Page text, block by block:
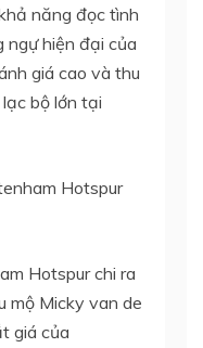
năng đọc tình
ngự hiện đại của
giá cao và thu
bộ lớn tại
Hotspur
Hotspur chi ra
mộ Micky van de
giá của